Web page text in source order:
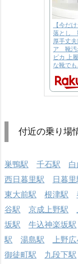
【今だ
落とし
厚手丈
ア 靴汚
ピカ 上
な靴で
付近の乗り場
巣鴨駅 千石駅
西日暮里駅
日暮里
東大前駅
根津駅
谷駅
京成上野駅
坂駅
牛込神楽坂駅
駅
湯島駅 上野
御徒町駅
九段下駅